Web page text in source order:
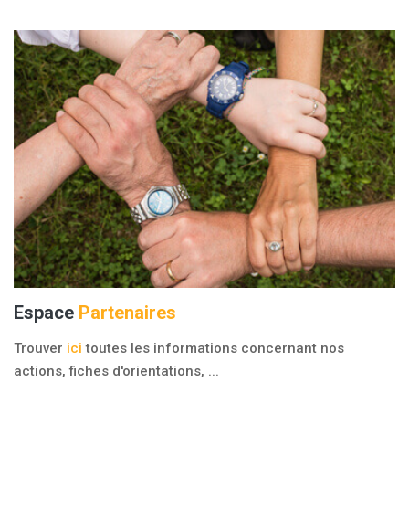
Espace Partenaires
Trouver ici toutes les informations concernant nos
actions, fiches d'orientations, ...